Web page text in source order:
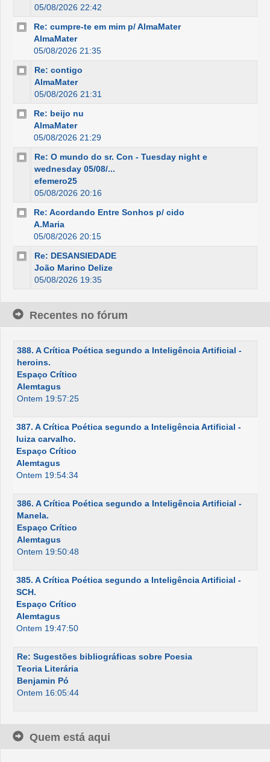
05/08/2026 22:42
Re: cumpre-te em mim p/ AlmaMater
AlmaMater
05/08/2026 21:35
Re: contigo
AlmaMater
05/08/2026 21:31
Re: beijo nu
AlmaMater
05/08/2026 21:29
Re: O mundo do sr. Con - Tuesday night e
wednesday 05/08/...
efemero25
05/08/2026 20:16
Re: Acordando Entre Sonhos p/ cido
A.Maria
05/08/2026 20:15
Re: DESANSIEDADE
João Marino Delize
05/08/2026 19:35
Recentes no fórum
388. A Crítica Poética segundo a Inteligência Artificial -
heroins.
Espaço Crítico
Alemtagus
Ontem 19:57:25
387. A Crítica Poética segundo a Inteligência Artificial -
luiza carvalho.
Espaço Crítico
Alemtagus
Ontem 19:54:34
386. A Crítica Poética segundo a Inteligência Artificial -
Manela.
Espaço Crítico
Alemtagus
Ontem 19:50:48
385. A Crítica Poética segundo a Inteligência Artificial -
SCH.
Espaço Crítico
Alemtagus
Ontem 19:47:50
Re: Sugestões bibliográficas sobre Poesia
Teoria Literária
Benjamin Pó
Ontem 16:05:44
Quem está aqui